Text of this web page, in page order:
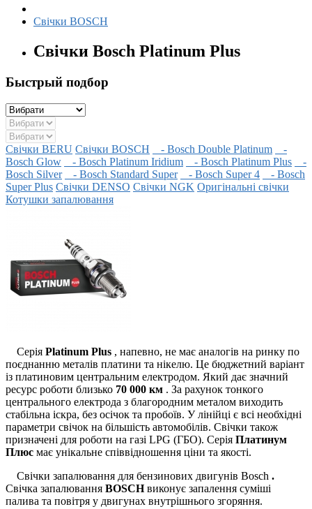
Свічки BOSCH
Свічки Bosch Platinum Plus
Быстрый подбор
Свічки BERU Свічки BOSCH - Bosch Double Platinum
-
Bosch Glow
- Bosch Platinum Iridium - Bosch Platinum Plus
-
Bosch Silver
- Bosch Standard Super - Bosch Super 4
- Bosch
Super Plus Свічки DENSO Свічки NGK Оригінальні свічки
Котушки запалювання
Серія Platinum Plus , напевно, не має аналогів на ринку по
поєднанню металів платини та нікелю. Це бюджетний варіант
із платиновим центральним електродом. Який дає значний
ресурс роботи близько 70 000 км . За рахунок тонкого
центрального електрода з благородним металом виходить
стабільна іскра, без осічок та пробоїв. У лінійці є всі необхідні
параметри свічок на більшість автомобілів. Свічки також
призначені для роботи на газі LPG (ГБО). Серія Платинум
Плюс має унікальне співвідношення ціни та якості.
Свічки запалювання для бензинових двигунів Bosch .
Свічка запалювання BOSCHвиконує запалення суміші
палива та повітря у двигунах внутрішнього згоряння.